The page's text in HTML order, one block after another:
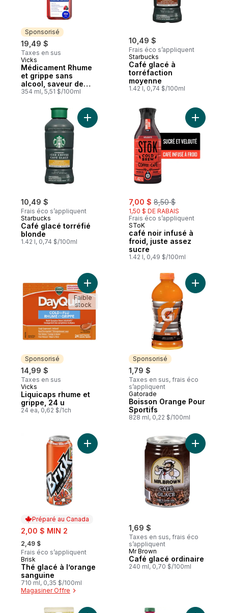
Sponsorisé
19,49 $
Taxes en sus
Sponsorisé
Vicks
Médicament Rhume
et grippe sans
alcool, saveur de
baies
354 ml, 5,51 $/100ml
10,49 $
Frais éco s’appliquent
Starbucks
Café glacé à
torréfaction
moyenne
1.42 l, 0,74 $/100ml
10,49 $
Frais éco s’appliquent
Starbucks
Café glacé torréfié
blonde
1.42 l, 0,74 $/100ml
Ajouter Café glacé torréfié blonde au
sale:
7,00 $ , formerly:
8,50 $
1,50 $ DE RABAIS
Frais éco s’appliquent
SToK
café noir infusé à
froid, juste assez
sucre
1.42 l, 0,49 $/100ml
Ajouter
Sponsorisé
14,99 $
Taxes en sus
Sponsorisé
Vicks
Liquicaps rhume et
grippe, 24 u
24 ea, 0,62 $/1ch
Ajouter Liquicaps rhume et grippe, 24 u
Faible
stock
Sponsorisé
1,79 $
Taxes en sus, frais éco
s’appliquent
Sponsorisé
Gatorade
Boisson Orange Pour
Sportifs
828 ml, 0,22 $/100ml
Ajouter
Préparé au Canada
sale:
2,00 $ MIN 2
, formerly:
2,49 $
Frais éco s’appliquent
Préparé au Canada
Brisk
Thé glacé à l’orange
sanguine
710 ml, 0,35 $/100ml
Magasiner Offre
Ajouter Thé glacé à l’orange sanguine au
1,69 $
Taxes en sus, frais éco
s’appliquent
Mr Brown
Café glacé ordinaire
240 ml, 0,70 $/100ml
Ajouter